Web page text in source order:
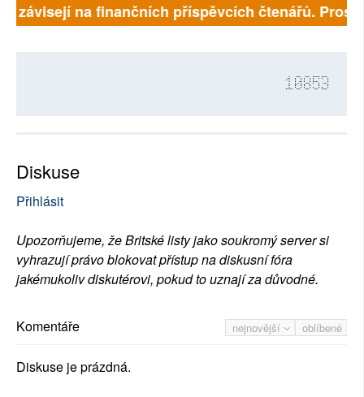
závisejí na finančních příspěvcích čtenářů.
10853
Diskuse
Přihlásit
Upozorňujeme, že Britské listy jako soukromý server si
vyhrazují právo blokovat přístup na diskusní fóra
jakémukoliv diskutérovi, pokud to uznají za důvodné.
nejnovější oblíbené
Komentáře
Diskuse je prázdná.